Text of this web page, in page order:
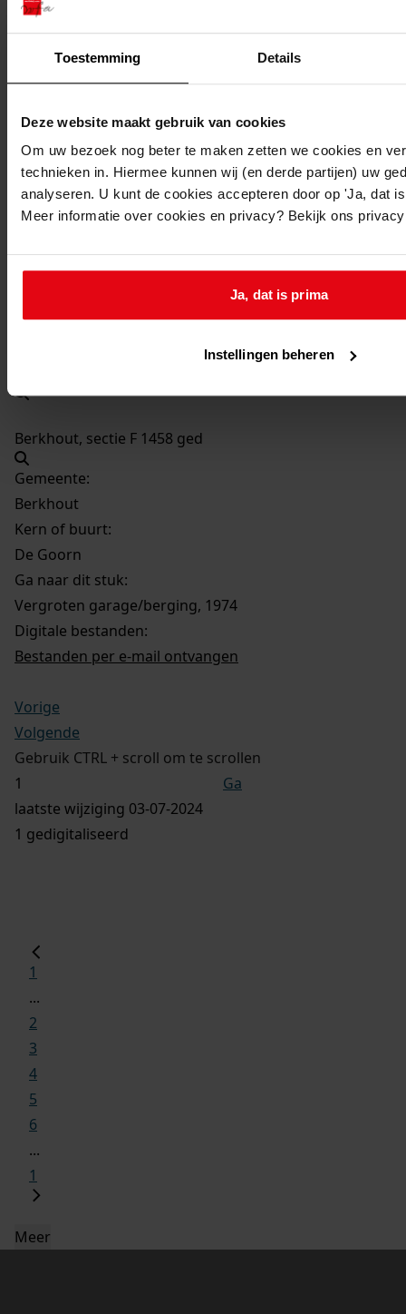
Toestemming Details
Deze website maakt gebruik van cookies
Om uw bezoek nog beter te maken zetten we cookies en
technieken in. Hiermee kunnen wij (en derde partijen) uw
analyseren. U kunt de cookies accepteren door op 'Ja, dat
Meer informatie over cookies en privacy? Bekijk ons
Ja, dat is prima
Instellingen beheren
1974
Beschrijving:
Vergroten garage/berging
Datum vergunning:
13-06-1974
Adres:
De Goorn, Overdorpstraat 27
Perceel:
Berkhout, sectie F 1458 ged
Gemeente:
Berkhout
Kern of buurt:
De Goorn
Ga naar dit stuk:
Vergroten garage/berging, 1974
Digitale bestanden:
Bestanden per e-mail ontvangen
Vorige
Volgende
Gebruik CTRL + scroll om te scrollen
Ga
laatste wijziging 03-07-2024
1 gedigitaliseerd
1
...
2
3
4
5
6
...
1
Meer